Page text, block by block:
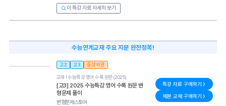
이 특강 자료 자세히 보기
수능연계교재 주요 지문 완전정복!
고2 고3 중상위권
교재 l수능특강 영어 수록 원문(2025)
[고3] 2025 수능특강 영어 수록 원문 변
형문제 풀이
변형문제스토어
특강 자료 구매하기
제본 교재 구매하기